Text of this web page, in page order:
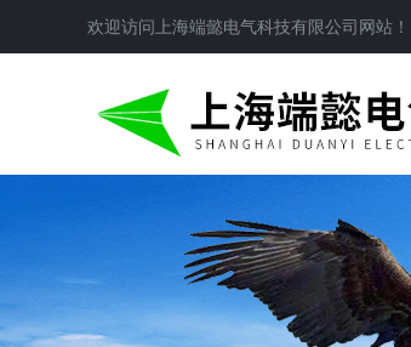
欢迎访问 上海端懿电气科技有限公司 网站！